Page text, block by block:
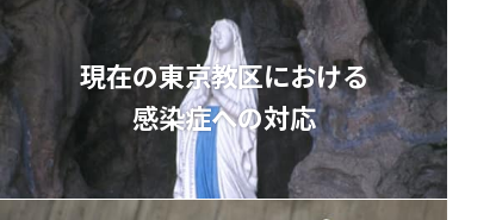
現在の東京教区における
感染症への対応